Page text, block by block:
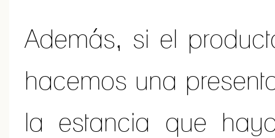
Además, si el
hacemos una
la estancia que